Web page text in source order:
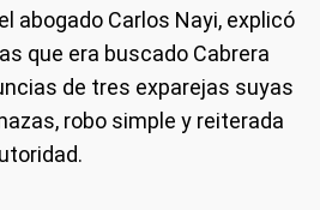
abogado Carlos Nayi, explicó
que era buscado Cabrera
de tres exparejas suyas
robo simple y reiterada